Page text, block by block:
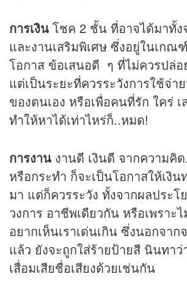
การเงิน โชค 2 ชั้น ที่อาจได้มาทั้ง
และงานเสริมพิเศษ ซึ่งอยู่ในเกณ
โอกาส ข้อเสนอดี ๆ ที่ไม่ควรปล่อ
แต่เป็นระยะที่ควรระวังการใช้จ่า
ของตนเอง หรือเพื่อคนที่รัก ใคร่
ทำให้หาได้เท่าไหร่ก็..หมด!
การงาน งานดี เงินดี จากความคิ
หรือกระทำ ก็จะเป็นโอกาสให้เงิน
มา แต่ก็ควรระวัง ทั้งจากผลประ
วงการ อาชีพเดียวกัน หรือเพราะ
อยากเห็นเราเด่นเกิน ซึ่งนอกจาก
แล้ว ยังจะถูกใส่ร้ายป้ายสี นินทาว่
เสื่อมเสียชื่อเสียงด้วยเช่นกัน